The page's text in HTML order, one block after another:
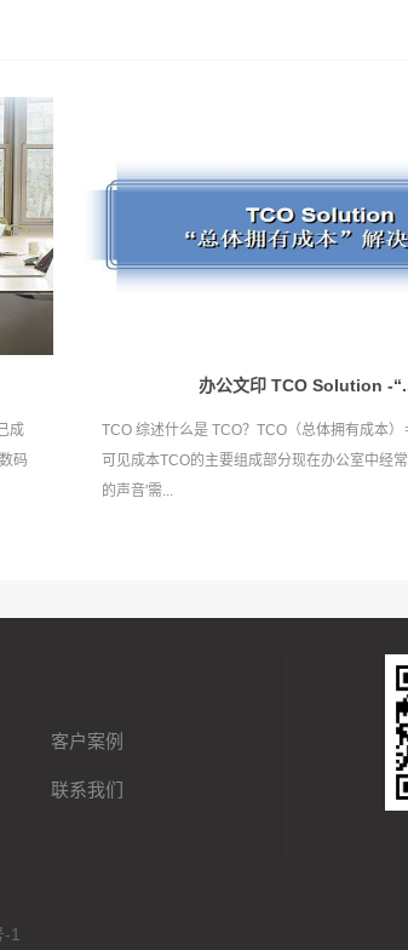
成
码
办公文印 TCO Solution -
TCO 综述什么是 TCO？TCO（总体拥有成本）
可见成本TCO的主要组成部分现在办公室中经
的声音'需...
客户案例
联系我们
1